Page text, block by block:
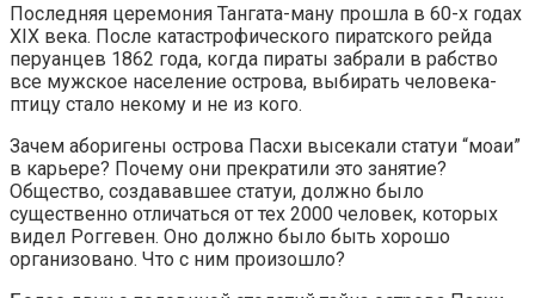
Последняя церемония Тангата-ману прошла в 60-х годах
XIX века. После катастрофического пиратского рейда
перуанцев 1862 года, когда пираты забрали в рабство
все мужское население острова, выбирать человека-
птицу стало некому и не из кого.
Зачем аборигены острова Пасхи высекали статуи “моаи”
в карьере? Почему они прекратили это занятие?
Общество, создававшее статуи, должно было
существенно отличаться от тех 2000 человек, которых
видел Роггевен. Оно должно было быть хорошо
организовано. Что с ним произошло?